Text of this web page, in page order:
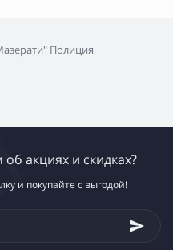
Полиция
акциях и скидках?
и покупайте с выгодой!